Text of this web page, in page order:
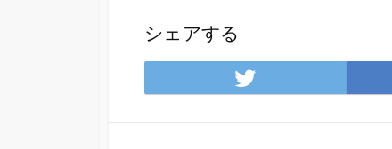
シェアする
Twitter
で